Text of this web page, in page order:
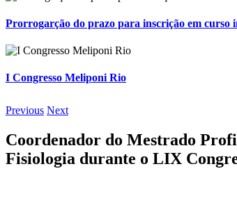
Prorrogarção do prazo para inscrição em curso
I Congresso Meliponi Rio
Previous Next
Coordenador do Mestrado
Fisiologia durante o LIX